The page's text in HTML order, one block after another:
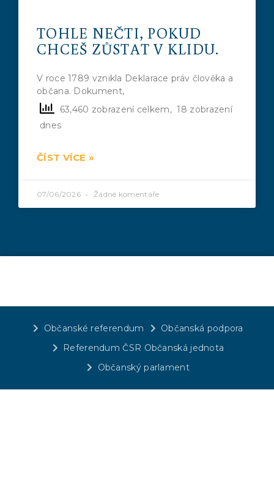
TOHLE NEČTI, POKUD
CHCEŠ ZŮSTAT V KLIDU.
V roce 1789 vznikla Deklarace práv člověka a
občana. Dokument,
63,460 zobrazení celkem, 18 zobrazení
dnes
ČÍST VÍCE »
07/06/2026 Žádné komentáře
Občanské referendum
Občanská podpora
Referendum ČSR Občanská jednota
Občanský parlament